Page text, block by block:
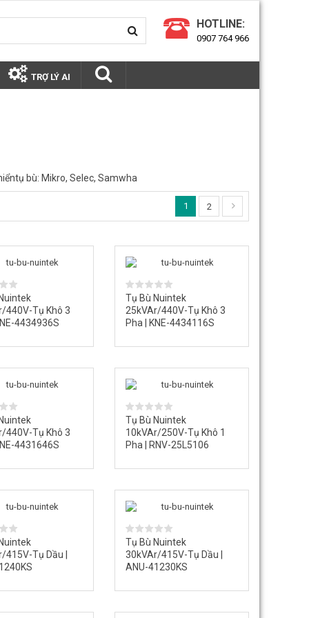
HOTLINE:
0907 764 966
TRỢ LÝ AI
bù: Mikro, Selec, Samwha
1 2
440V-Tụ Khô 3
4434936S
Tụ Bù Nuintek
25kVAr/440V-Tụ Khô 3
Pha | KNE-4434116S
440V-Tụ Khô 3
4431646S
Tụ Bù Nuintek
10kVAr/250V-Tụ Khô 1
Pha | RNV-25L5106
415V-Tụ Dầu |
Tụ Bù Nuintek
30kVAr/415V-Tụ Dầu |
ANU-41230KS